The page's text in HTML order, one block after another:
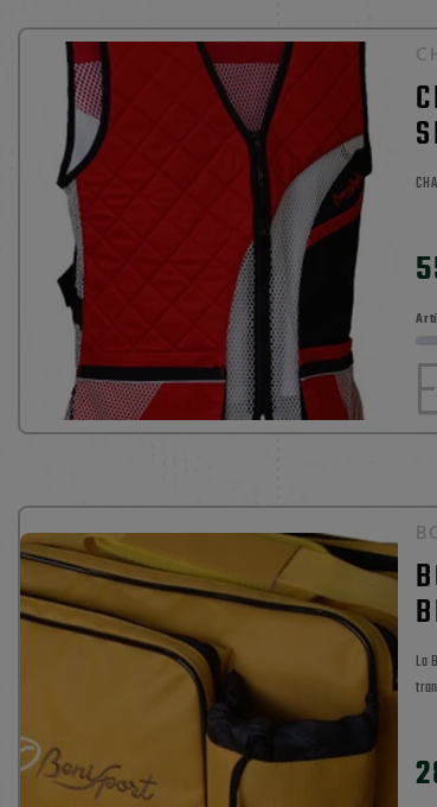
La Bolsa de Tiro Benisport es una bolsa práctica para